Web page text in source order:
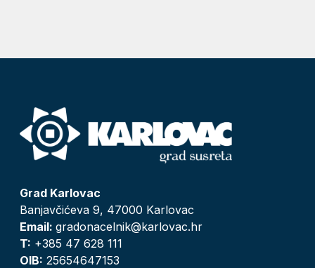
Grad Karlovac
Banjavčićeva 9, 47000 Karlovac
Email: gradonacelnik@karlovac.hr
T: +385 47 628 111
OIB: 25654647153